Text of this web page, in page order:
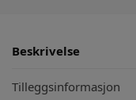
Beskrivelse
Tilleggsinformasjon